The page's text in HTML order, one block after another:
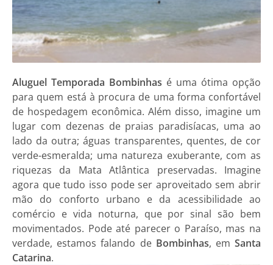
Aluguel Temporada Bombinhas é uma ótima opção
para quem está à procura de uma forma confortável
de hospedagem econômica. Além disso, imagine um
lugar com dezenas de praias paradisíacas, uma ao
lado da outra; águas transparentes, quentes, de cor
verde-esmeralda; uma natureza exuberante, com as
riquezas da Mata Atlântica preservadas. Imagine
agora que tudo isso pode ser aproveitado sem abrir
mão do conforto urbano e da acessibilidade ao
comércio e vida noturna, que por sinal são bem
movimentados. Pode até parecer o Paraíso, mas na
verdade, estamos falando de Bombinhas, emSanta
Catarina.